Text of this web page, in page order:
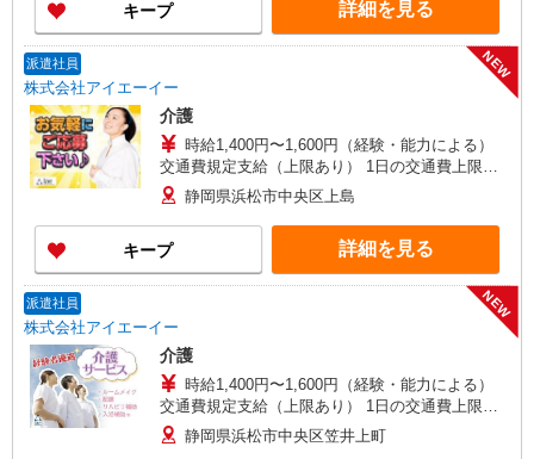
当（月平均5回分）等、毎月平均的に支払われる手
当を含みます。 ※介護福祉士のみ、特別職務手当
キープ 詳細を見る
派遣社員
株式会社アイエーイー
NEW
介護
時給1,400円〜1,600円（経験・能力による）
交通費規定支給（上限あり） 1日の交通費上限＝
79円×所定労働時間 月末締/翌15日払
静岡県浜松市中央区上島
キープ 詳細を見る
派遣社員
株式会社アイエーイー
NEW
介護
時給1,400円〜1,600円（経験・能力による）
交通費規定支給（上限あり） 1日の交通費上限＝
79円×所定労働時間 月末締/翌15日払
静岡県浜松市中央区笠井上町